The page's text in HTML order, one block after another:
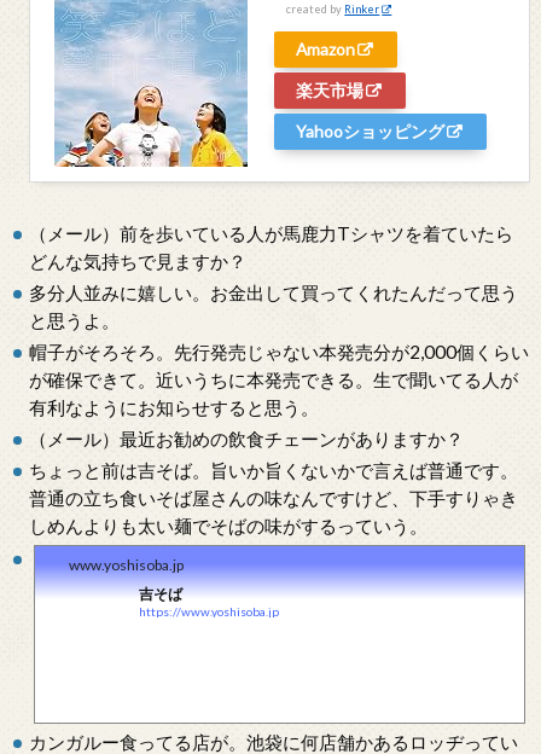
created by Rinker
Amazon
楽天市場
Yahooショッピング
（メール）前を歩いている人が馬鹿力Tシャツを着ていたら
どんな気持ちで見ますか？
多分人並みに嬉しい。お金出して買ってくれたんだって思う
と思うよ。
帽子がそろそろ。先行発売じゃない本発売分が2,000個くらい
が確保できて。近いうちに本発売できる。生で聞いてる人が
有利なようにお知らせすると思う。
（メール）最近お勧めの飲食チェーンがありますか？
ちょっと前は吉そば。旨いか旨くないかで言えば普通です。
普通の立ち食いそば屋さんの味なんですけど、下手すりゃき
しめんよりも太い麺でそばの味がするっていう。
www.yoshisoba.jp
吉そば
https://www.yoshisoba.jp
カンガルー食ってる店が。池袋に何店舗かあるロッヂってい